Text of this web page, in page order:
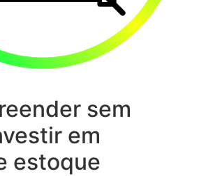
sem
em
estoque